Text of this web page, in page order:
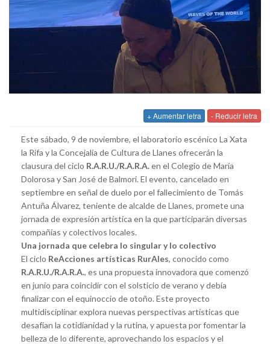
+ Aumentar letra - Reducir letra
Este sábado, 9 de noviembre, el laboratorio escénico La Xata
la Rifa y la Concejalía de Cultura de Llanes ofrecerán la
clausura del ciclo R.A.R.U./R.A.R.A.en el Colegio de María
Dolorosa y San José de Balmori. El evento, cancelado en
septiembre en señal de duelo por el fallecimiento de Tomás
Antuña Álvarez, teniente de alcalde de Llanes, promete una
jornada de expresión artística en la que participarán diversas
compañías y colectivos locales.
Una jornada que celebra lo singular y lo colectivo
El ciclo ReAcciones artísticas RurAles, conocido como
R.A.R.U./R.A.R.A., es una propuesta innovadora que comenzó
en junio para coincidir con el solsticio de verano y debía
finalizar con el equinoccio de otoño. Este proyecto
multidisciplinar explora nuevas perspectivas artísticas que
desafían la cotidianidad y la rutina, y apuesta por fomentar la
belleza de lo diferente, aprovechando los espacios y el